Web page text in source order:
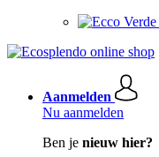
Aanmelden
Nu aanmelden
Ben je nieuw hier?